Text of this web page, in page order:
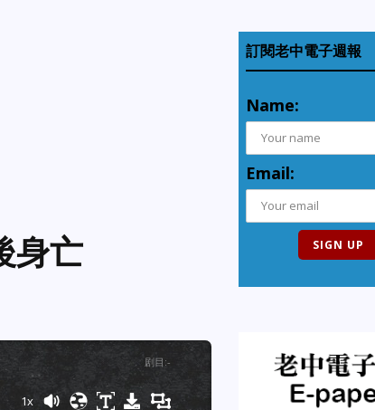
身亡
剧目 :-
1x
訂閱老中電子週報
Name:
Email: